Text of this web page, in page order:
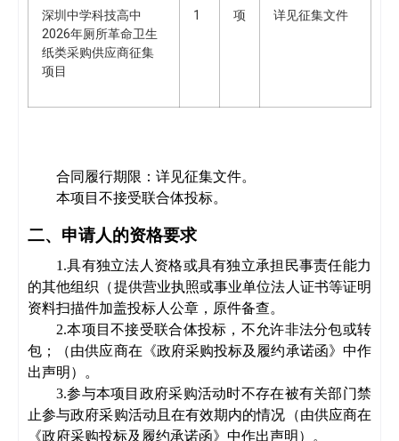
深圳中学科技高中
2026年厕所革命卫生
纸类采购供应商征集
项目
1 项 详见征集文件
合同履行期限：详见征集文件。
本项目不接受联合体投标。
二、申请人的资格要求
1 .具有独立法人资格或具有独立承担民事责任能力
的其他组织（提供营业执照或事业单位法人证书等证明
资料扫描件加盖投标人公章，原件备查。
2.本项目不接受联合体投标，不允许非法分包或转
包；（由供应商在《政府采购投标及履约承诺函》中作
出声明）。
3.参与本项目政府采购活动时不存在被有关部门禁
止参与政府采购活动且在有效期内的情况（由供应商在
《政府采购投标及履约承诺函》中作出声明）
。